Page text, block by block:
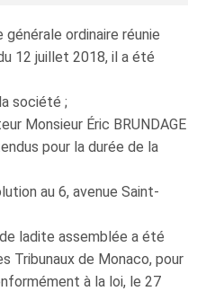
ordinaire réunie
12 juillet 2018, il a été
société ;
Monsieur Éric BRUNDAGE
pour la durée de la
au 6, avenue Saint-
ladite assemblée a été
Tribunaux de Monaco, pour
à la loi, le 27